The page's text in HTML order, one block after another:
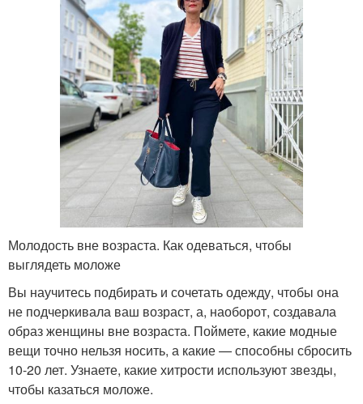
Молодость вне возраста. Как одеваться, чтобы
выглядеть моложе
Вы научитесь подбирать и сочетать одежду, чтобы она
не подчеркивала ваш возраст, а, наоборот, создавала
образ женщины вне возраста. Поймете, какие модные
вещи точно нельзя носить, а какие — способны сбросить
10-20 лет. Узнаете, какие хитрости используют звезды,
чтобы казаться моложе.